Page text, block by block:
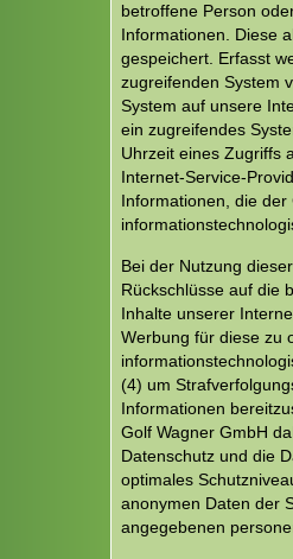
betroffene Person
Informationen. Diese
gespeichert. Erfasst
zugreifenden System
System auf unsere
ein zugreifendes
Uhrzeit eines Zugriffs
Internet-Service-
Informationen, die
Bei der Nutzung
Rückschlüsse auf die
Inhalte unserer
Werbung für diese zu
(4) um
Informationen
Golf Wagner GmbH
Datenschutz und die
optimales
anonymen Daten der
angegebenen